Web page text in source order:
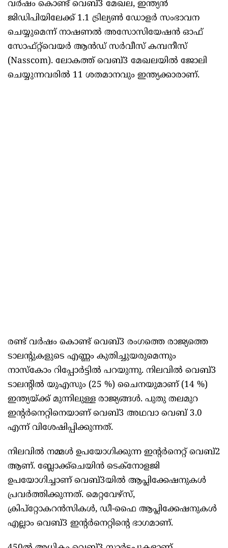
വര്‍ഷം കൊണ്ട് വെബ്3 മേഖല, ഇന്ത്യന്‍
ജിഡിപിയിലേക്ക് 1.1 ട്രില്യണ്‍ ഡോളര്‍ സംഭാവന
ചെയ്യുമെന്ന് നാഷണല്‍ അസോസിയേഷന്‍ ഓഫ്
സോഫ്റ്റ്‌വെയര്‍ ആന്‍ഡ് സര്‍വീസ് കമ്പനീസ്
(Nasscom). ലോകത്ത് വെബ്3 മേഖലയില്‍ ജോലി
ചെയ്യുന്നവരില്‍ 11 ശതമാനവും ഇന്ത്യക്കാരാണ്.
രണ്ട് വര്‍ഷം കൊണ്ട് വെബ്3 രംഗത്തെ രാജ്യത്തെ
ടാലന്റുകളുടെ എണ്ണം കുതിച്ചുയരുമെന്നും
നാസ്‌കോം റിപ്പോര്‍ട്ടില്‍ പറയുന്നു. നിലവില്‍ വെബ്3
ടാലന്റില്‍ യുഎസും (25 %) ചൈനയുമാണ് (14 %)
ഇന്ത്യയ്ക്ക് മുന്നിലുള്ള രാജ്യങ്ങള്‍. പുതു തലമുറ
ഇന്റര്‍നെറ്റിനെയാണ് വെബ്3 അഥവാ വെബ് 3.0
എന്ന് വിശേഷിപ്പിക്കുന്നത്.
നിലവില്‍ നമ്മള്‍ ഉപയോഗിക്കുന്ന ഇന്റര്‍നെറ്റ് വെബ്2
ആണ്. ബ്ലോക്ക്‌ചെയിന്‍ ടെക്‌നോളജി
ഉപയോഗിച്ചാണ് വെബ്3യില്‍ ആപ്ലിക്കേഷനുകള്‍
പ്രവര്‍ത്തിക്കുന്നത്. മെറ്റവേഴ്‌സ്,
ക്രിപ്‌റ്റോകറന്‍സികള്‍, ഡീ-ഫൈ ആപ്ലിക്കേഷനുകള്‍
എല്ലാം വെബ്3 ഇന്റര്‍നെറ്റിന്റെ ഭാഗമാണ്.